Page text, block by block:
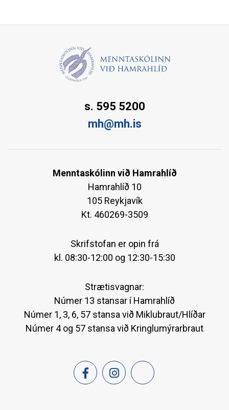
s. 595 5200
mh@mh.is
Menntaskólinn við Hamrahlíð
Hamrahlíð 10
105 Reykjavík
Kt. 460269-3509
Skrifstofan er opin frá
kl. 08:30-12:00 og 12:30-15:30
Strætisvagnar:
Númer 13 stansar í Hamrahlíð
Númer 1, 3, 6, 57 stansa við Miklubraut/Hlíðar
Númer 4 og 57 stansa við Kringlumýrarbraut